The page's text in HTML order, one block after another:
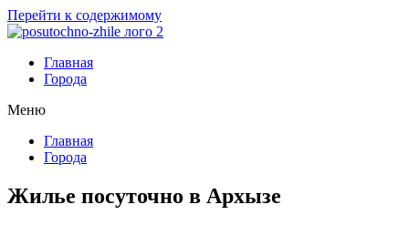
Перейти к содержимому
Главная
Города
Меню
Главная
Города
Жилье посуточно в Архызе